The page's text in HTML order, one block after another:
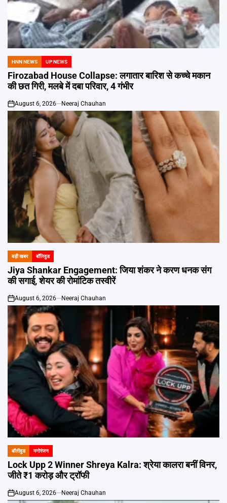
POSTED
IN
HNN NEWS UP NEWS
Firozabad House Collapse: लगातार बारिश से कच्चे मकान
की छत गिरी, मलबे में दबा परिवार, 4 गंभीर
on
August 6, 2026 Neeraj Chauhan
POSTED
IN
बड़ी खबर बॉलिवुड
Jiya Shankar Engagement: जिया शंकर ने करण धनक संग
की सगाई, शेयर की रोमांटिक तस्वीरें
on
August 6, 2026 Neeraj Chauhan
POSTED
IN
बॉलीवुड मनोरंजन
Lock Upp 2 Winner Shreya Kalra: श्रेया कालरा बनीं विनर,
जीते ₹1 करोड़ और ट्रॉफी
on
August 6, 2026 Neeraj Chauhan